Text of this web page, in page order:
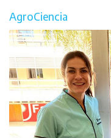
AgroCiencia